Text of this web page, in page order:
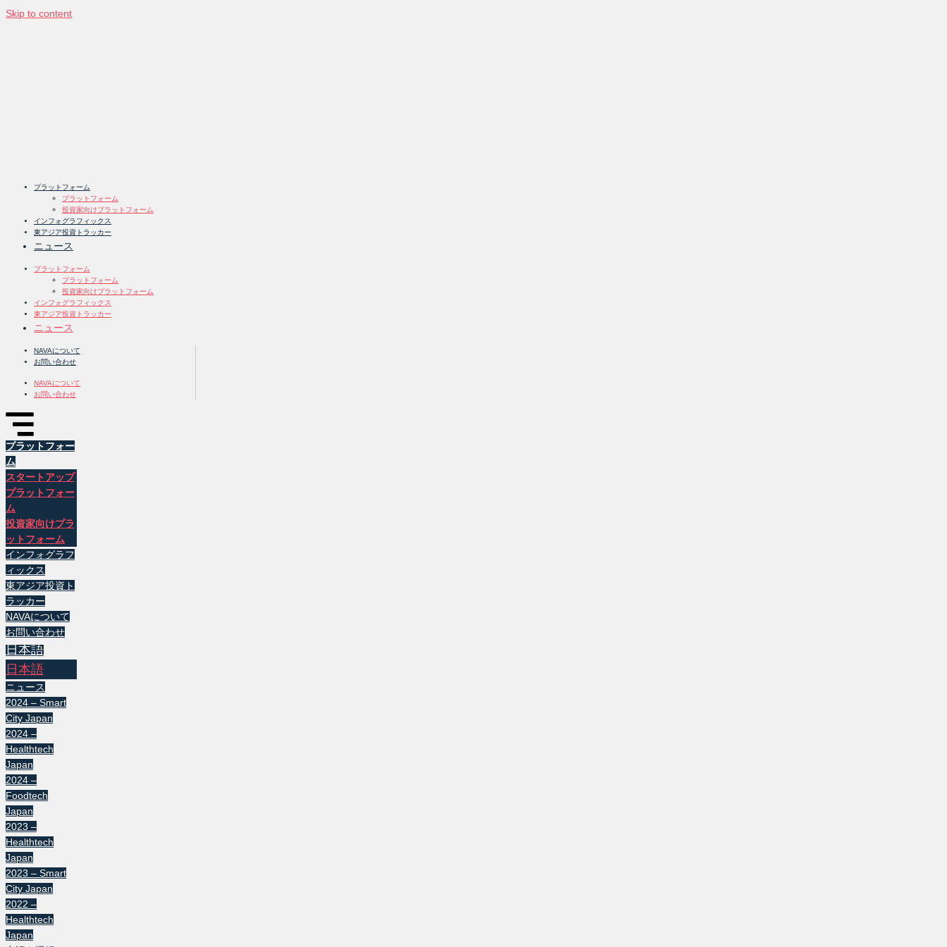
Skip to content
プラットフォーム
プラットフォーム
投資家向けプラットフォーム
インフォグラフィックス
東アジア投資トラッカー
ニュース
プラットフォーム
プラットフォーム
投資家向けプラットフォーム
インフォグラフィックス
東アジア投資トラッカー
ニュース
NAVAについて
お問い合わせ
NAVAについて
お問い合わせ
プラットフォー
ム
スタートアップ
プラットフォー
ム
投資家向けプラ
ットフォーム
インフォグラフ
ィックス
東アジア投資ト
ラッカー
NAVAについて
お問い合わせ
日本語
日本語
ニュース
2024 – Smart
City Japan
2024 –
Healthtech
Japan
2024 –
Foodtech
Japan
2023 –
Healthtech
Japan
2023 – Smart
City Japan
2022 –
Healthtech
Japan